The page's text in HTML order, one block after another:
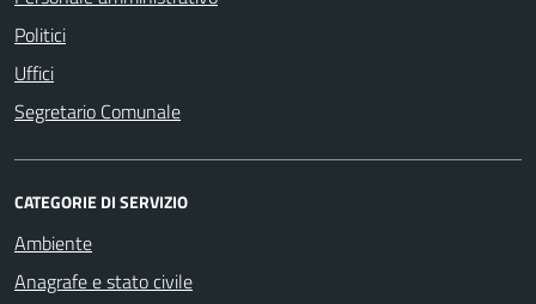
Politici
Uffici
Segretario Comunale
CATEGORIE DI SERVIZIO
Ambiente
Anagrafe e stato civile